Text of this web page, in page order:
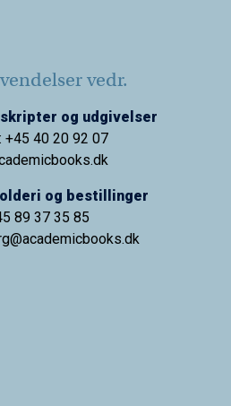
vedr.
og udgivelser
+45 40 20 92 07
og bestillinger
89 37 35 85
academicbooks.dk